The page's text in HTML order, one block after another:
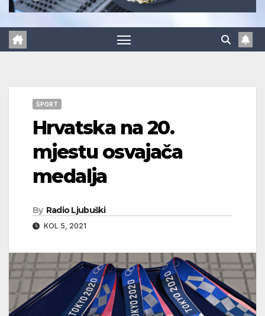
ŠPORT
Hrvatska na 20.
mjestu osvajača
medalja
By Radio Ljubuški
KOL 5, 2021